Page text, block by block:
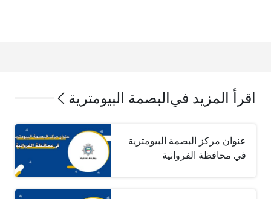
اقرأ المزيد في البصمة البيومترية
عنوان مركز البصمة البيومترية
في محافظة الفروانية